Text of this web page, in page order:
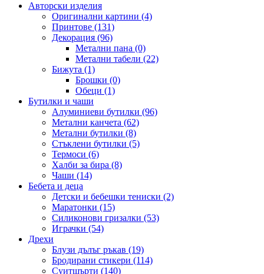
Авторски изделия
Оригинални картини (4)
Принтове (131)
Декорация (96)
Метални пана (0)
Метални табели (22)
Бижута (1)
Брошки (0)
Обеци (1)
Бутилки и чаши
Алуминиеви бутилки (96)
Метални канчета (62)
Метални бутилки (8)
Стъклени бутилки (5)
Термоси (6)
Халби за бира (8)
Чаши (14)
Бебета и деца
Детски и бебешки тениски (2)
Маратонки (15)
Силиконови гризалки (53)
Играчки (54)
Дрехи
Блузи дълъг ръкав (19)
Бродирани стикери (114)
Суитшърти (140)